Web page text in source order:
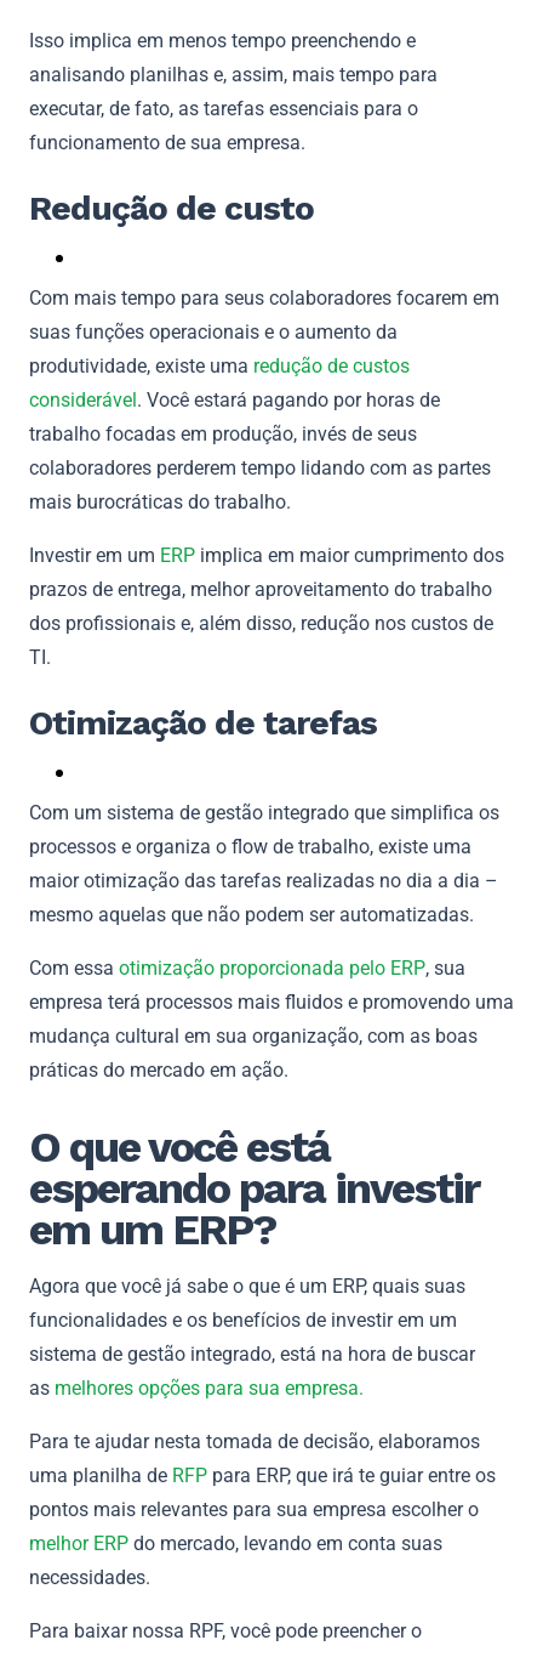
Isso implica em menos tempo preenchendo e
analisando planilhas e, assim, mais tempo para
executar, de fato, as tarefas essenciais para o
funcionamento de sua empresa.
Redução de custo
Com mais tempo para seus colaboradores focarem em
suas funções operacionais e o aumento da
produtividade, existe uma redução de custos
considerável. Você estará pagando por horas de
trabalho focadas em produção, invés de seus
colaboradores perderem tempo lidando com as partes
mais burocráticas do trabalho.
Investir em um ERP implica em maior cumprimento dos
prazos de entrega, melhor aproveitamento do trabalho
dos profissionais e, além disso, redução nos custos de
TI.
Otimização de tarefas
Com um sistema de gestão integrado que simplifica os
processos e organiza o flow de trabalho, existe uma
maior otimização das tarefas realizadas no dia a dia –
mesmo aquelas que não podem ser automatizadas.
Com essa otimização proporcionada pelo ERP, sua
empresa terá processos mais fluidos e promovendo uma
mudança cultural em sua organização, com as boas
práticas do mercado em ação.
O que você está
esperando para investir
em um ERP?
Agora que você já sabe o que é um ERP, quais suas
funcionalidades e os benefícios de investir em um
sistema de gestão integrado, está na hora de buscar
as melhores opções para sua empresa.
Para te ajudar nesta tomada de decisão, elaboramos
uma planilha de RFP para ERP, que irá te guiar entre os
pontos mais relevantes para sua empresa escolher o
melhor ERP do mercado, levando em conta suas
necessidades.
Para baixar nossa RPF, você pode preencher o